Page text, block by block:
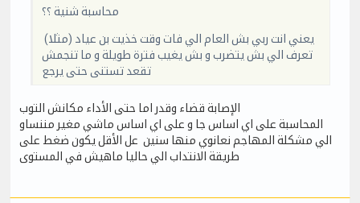
محاسبة شنية ؟؟
يعني انت ربي بش العام الي فات وقت خذيت بن عياد (مثلا)
تعرف الي بش يتضرب و بش يغيب فترة طويلة و ما تنجمش
تقعد تستنى حتى يرجع
الإصابة قضاء وقدر اما حتى الأداء مكانش التوب
المحاسبة على اي اساس جا و على اي اساس ماشي مغير مننساو
الي مشكلة المهاجم نعانوي منها سنين عل الأقل يكون ضغط على
طريقة الانتداب الي حاليا ماهيش في المستوى